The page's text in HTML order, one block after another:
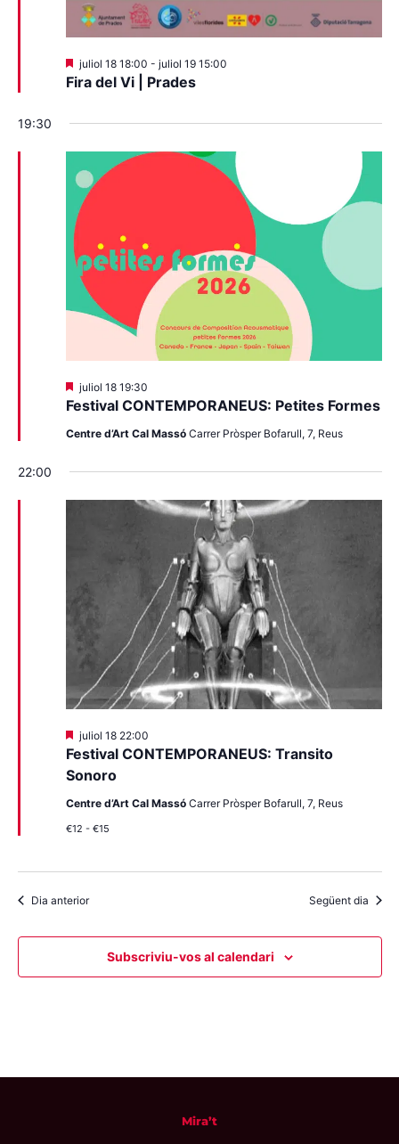
Fira del Vi | Prades
Destacats
juliol 18 18:00 - juliol 19 15:00
19:30
Festival CONTEMPORANEUS: Petites Formes
Destacats
juliol 18 19:30
Centre d’Art Cal Massó Carrer Pròsper Bofarull, 7, Reus
22:00
Festival CONTEMPORANEUS: Transito
Sonoro
Destacats
juliol 18 22:00
Centre d’Art Cal Massó Carrer Pròsper Bofarull, 7, Reus
€12 - €15
Dia anterior Següent dia
Subscriviu-vos al calendari
Mira’t